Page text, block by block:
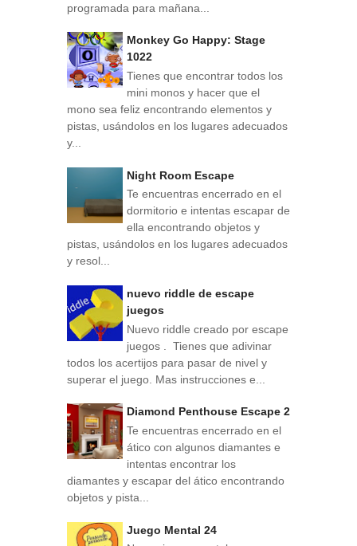
programada para mañana...
Monkey Go Happy: Stage
1022
Tienes que encontrar todos los
mini monos y hacer que el
mono sea feliz encontrando elementos y
pistas, usándolos en los lugares adecuados
y...
Night Room Escape
Te encuentras encerrado en el
dormitorio e intentas escapar de
ella encontrando objetos y
pistas, usándolos en los lugares adecuados
y resol...
nuevo riddle de escape
juegos
Nuevo riddle creado por escape
juegos . Tienes que adivinar
todos los acertijos para pasar de nivel y
superar el juego. Mas instrucciones e...
Diamond Penthouse Escape 2
Te encuentras encerrado en el
ático con algunos diamantes e
intentas encontrar los
diamantes y escapar del ático encontrando
objetos y pista...
Juego Mental 24